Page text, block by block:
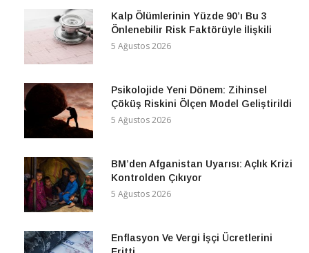
Kalp Ölümlerinin Yüzde 90’ı Bu 3
Önlenebilir Risk Faktörüyle İlişkili
5 Ağustos 2026
Psikolojide Yeni Dönem: Zihinsel
Çöküş Riskini Ölçen Model Geliştirildi
5 Ağustos 2026
BM’den Afganistan Uyarısı: Açlık Krizi
Kontrolden Çıkıyor
5 Ağustos 2026
Enflasyon Ve Vergi İşçi Ücretlerini